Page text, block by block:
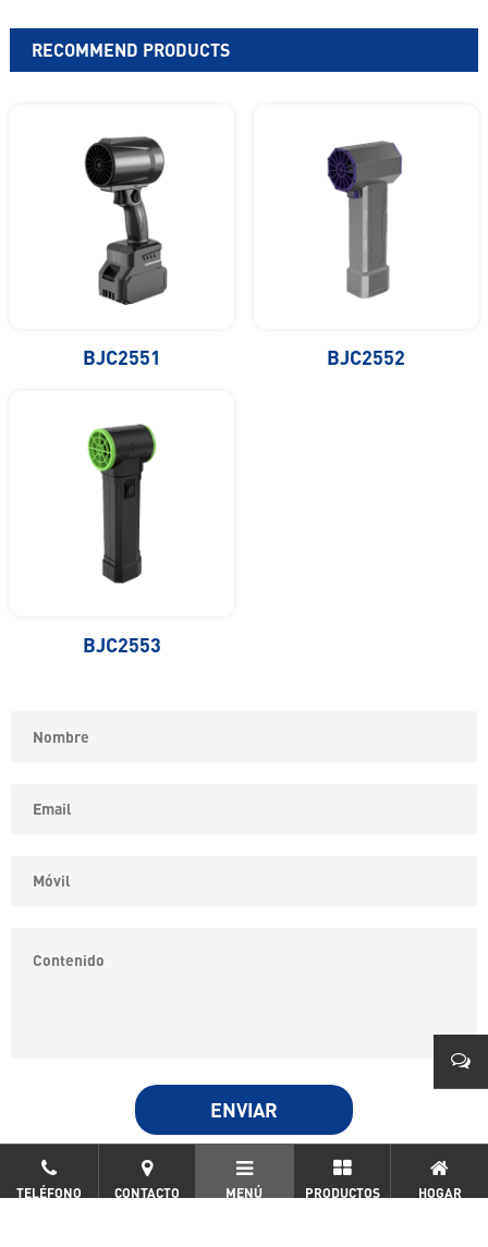
RECOMMEND PRODUCTS
BJC2551 BJC2552
BJC2553
COPYRIGHT © YONGKANG SIPPON ELECTRIC CO.,LTD ALL
RIGHTS RESERVED.浙ICP备19032562号-2
TELÉFONO CONTACTO MENÚ PRODUCTOS HOGAR